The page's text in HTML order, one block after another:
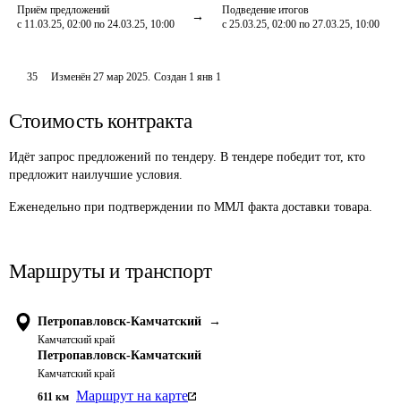
Приём предложений
с 11.03.25, 02:00 по 24.03.25, 10:00
Подведение итогов
с 25.03.25, 02:00 по 27.03.25, 10:00
35 Изменён27 мар 2025. Создан 1 янв 1
Стоимость контракта
Идёт запрос предложений по тендеру. В тендере победит тот, кто
предложит наилучшие условия.
Еженедельно при подтверждении по ММЛ факта доставки товара.
Маршруты и транспорт
Петропавловск-Камчатский →
Камчатский край
Петропавловск-Камчатский
Камчатский край
611 км Маршрут на карте